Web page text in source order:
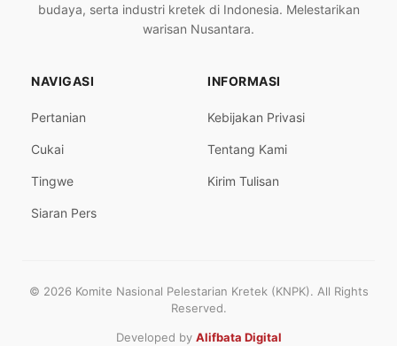
budaya, serta industri kretek di Indonesia. Melestarikan
warisan Nusantara.
NAVIGASI
Pertanian
Cukai
Tingwe
Siaran Pers
INFORMASI
Kebijakan Privasi
Tentang Kami
Kirim Tulisan
© 2026 Komite Nasional Pelestarian Kretek (KNPK). All Rights
Reserved.
Developed by Alifbata Digital